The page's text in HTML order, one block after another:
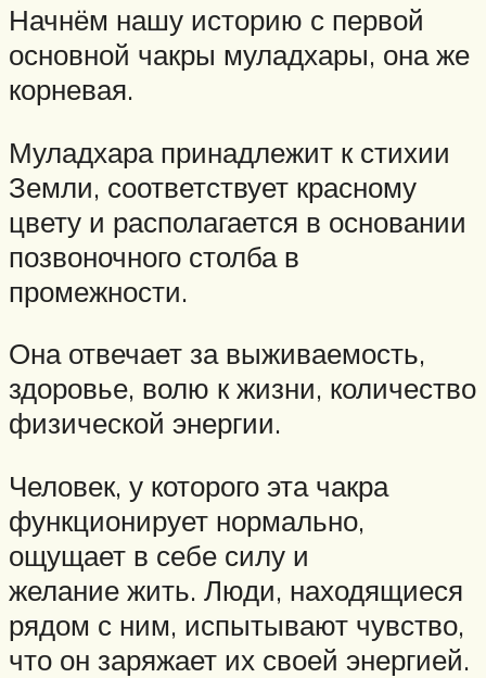
Начнём нашу историю с первой
основной чакры муладхары, она же
корневая.
Муладхара принадлежит к стихии
Земли, соответствует красному
цвету и располагается в основании
позвоночного столба в
промежности.
Она отвечает за выживаемость,
здоровье, волю к жизни, количество
физической энергии.
Человек, у которого эта чакра
функционирует нормально,
ощущает в себе силу и
желание жить. Люди, находящиеся
рядом с ним, испытывают чувство,
что он заряжает их своей энергией.